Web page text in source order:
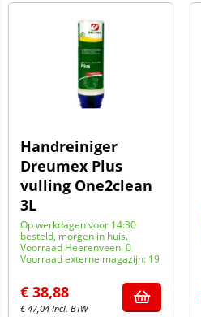
Handreiniger
Dreumex Plus
vulling One2clean
3L
Op werkdagen voor 14:30
besteld, morgen in huis.
Voorraad Heerenveen: 0
Voorraad externe magazijn: 19
€ 38,88
€47,04 Incl. BTW